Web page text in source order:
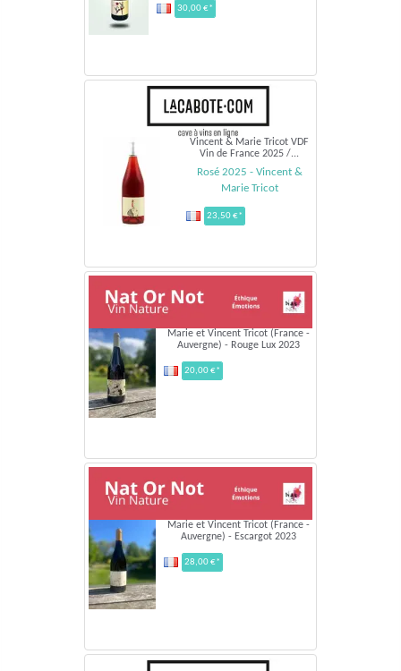
30,00 €*
Vincent & Marie Tricot VDF
Vin de France 2025 /...
Rosé 2025 - Vincent &
Marie Tricot
23,50 €*
Marie et Vincent Tricot (France -
Auvergne) - Rouge Lux 2023
20,00 €*
Marie et Vincent Tricot (France -
Auvergne) - Escargot 2023
28,00 €*